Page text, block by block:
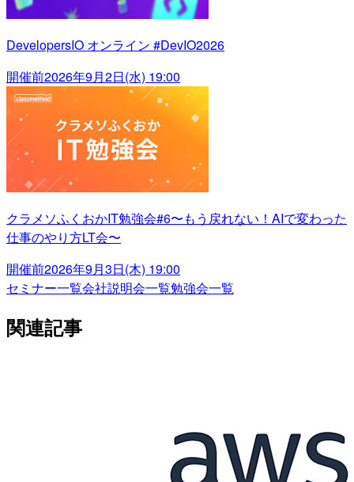
DevelopersIO オンライン #DevIO2026
開催前2026年9月2日(水) 19:00
クラメソふくおかIT勉強会#6〜もう戻れない！AIで変わった
仕事のやり方LT会〜
開催前2026年9月3日(木) 19:00
セミナー一覧会社説明会一覧勉強会一覧
関連記事